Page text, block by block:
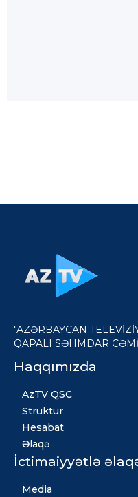
"AZƏRBAYCAN
QAPALI SƏHMDAR
Haqqımızda
AzTV QSC
Struktur
Hesabat
Əlaqə
İctimaiyyətlə
Media